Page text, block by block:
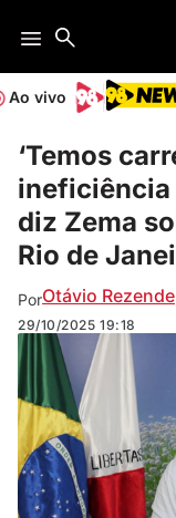
Ao vivo
‘Temos
ineficiência
diz Zema
Rio de
PorOtávio Rezende
29/10/2025 19:18